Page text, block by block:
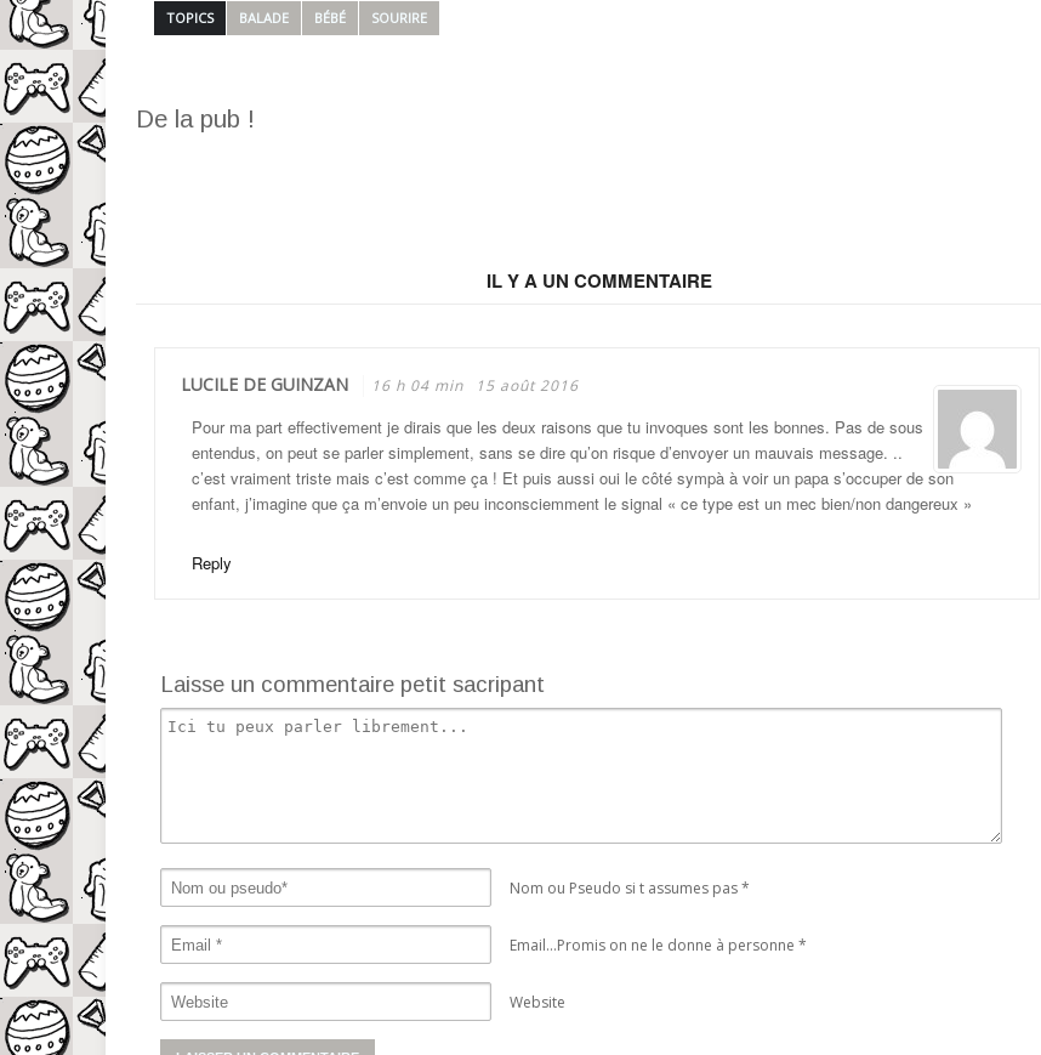
TOPICS BALADE BÉBÉ SOURIRE
De la pub !
IL Y A UN COMMENTAIRE
LUCILE DE GUINZAN 16 h 04 min 15 août 2016
Pour ma part effectivement je dirais que les deux raisons que tu invoques sont les bonnes. Pas de sous
entendus, on peut se parler simplement, sans se dire qu’on risque d’envoyer un mauvais message. ..
c’est vraiment triste mais c’est comme ça ! Et puis aussi oui le côté sympà à voir un papa s’occuper de son
enfant, j’imagine que ça m’envoie un peu inconsciemment le signal « ce type est un mec bien/non dangereux »
Reply
Laisse un commentaire petit sacripant
Nom ou Pseudo si t assumes pas*
Email...Promis on ne le donne à personne *
Website